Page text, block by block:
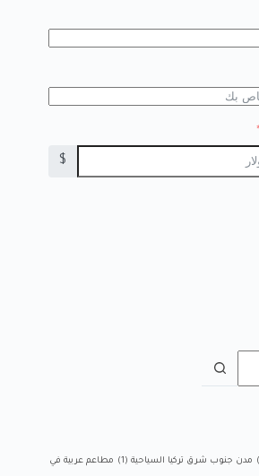
$
مدن جنوب شرق تركيا السياحية (1)
مطاعم عربية في